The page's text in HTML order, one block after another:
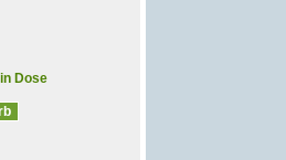
Dose